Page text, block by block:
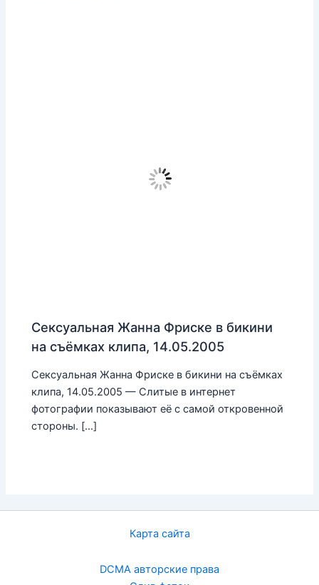
Сексуальная Жанна Фриске в бикини
на съёмках клипа, 14.05.2005
Сексуальная Жанна Фриске в бикини на съёмках
клипа, 14.05.2005 — Слитые в интернет
фотографии показывают её с самой откровенной
стороны. […]
Карта сайта
DCMA авторские права